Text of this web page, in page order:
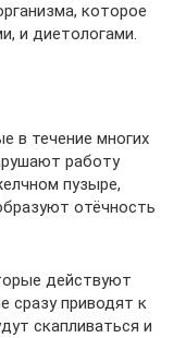
которое
и диетологами.
в течение многих
работу
пузыре,
отёчность
действуют
сразу приводят к
скапливаться и